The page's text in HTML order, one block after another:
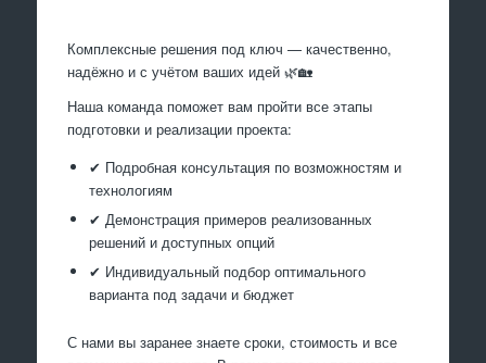
Комплексные решения под ключ — качественно,
надёжно и с учётом ваших идей 🌿🏡
Наша команда поможет вам пройти все этапы
подготовки и реализации проекта:
✔ Подробная консультация по возможностям и
технологиям
✔ Демонстрация примеров реализованных
решений и доступных опций
✔ Индивидуальный подбор оптимального
варианта под задачи и бюджет
С нами вы заранее знаете сроки, стоимость и все